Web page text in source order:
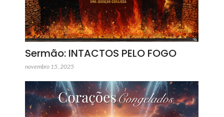
Sermão: INTACTOS PELO FOGO
novembro 15, 2025